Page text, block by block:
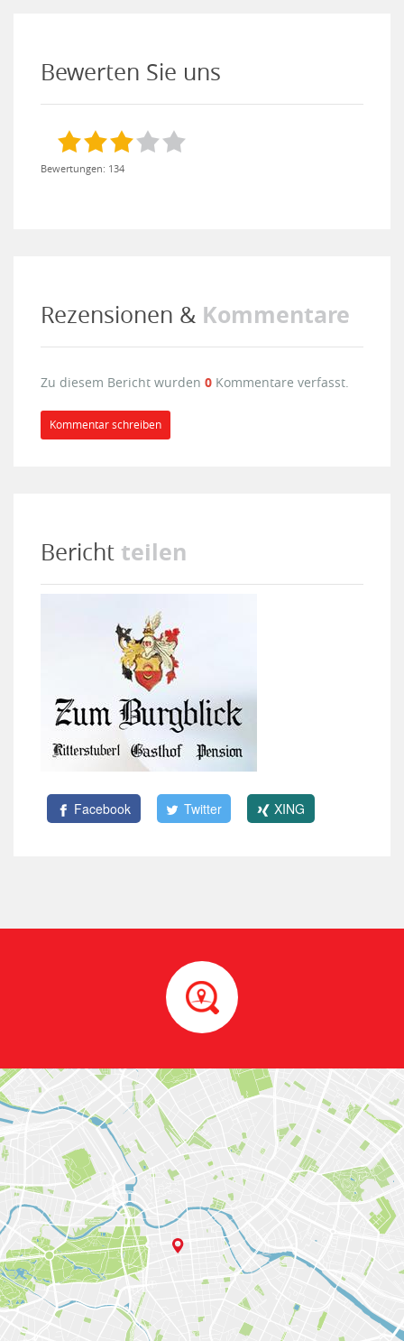
Bewerten Sie uns
Bewertungen: 134
Rezensionen & Kommentare
Zu diesem Bericht wurden 0 Kommentare verfasst.
Kommentar schreiben
Bericht teilen
Facebook Twitter XING